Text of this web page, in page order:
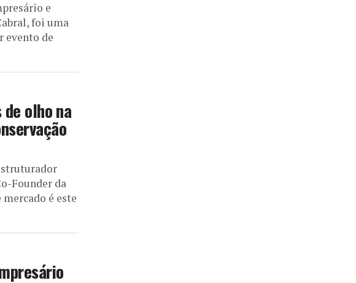
e
foi uma
evento de
olho na
Founder da
é este